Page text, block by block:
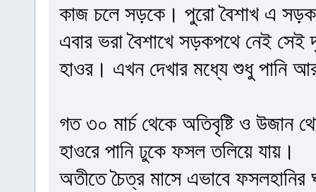
কাজ চলে সড়কে। পুরো বৈশাখ এ সড়ক
এবার ভরা বৈশাখে সড়কপথে নেই সেই
হাওর। এখন দেখার মধ্যে শুধু পানি
গত ৩০ মার্চ থেকে অতিবৃষ্টি ও উজান
হাওরে পানি ঢুকে ফসল তলিয়ে যায়।
অতীতে চৈত্র মাসে এভাবে ফসলহানির